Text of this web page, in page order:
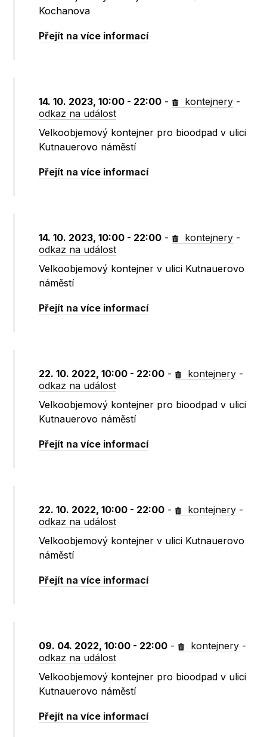
Kochanova
Přejít na více informací
14. 10. 2023, 10:00 - 22:00 - kontejnery -
odkaz na událost
Velkoobjemový kontejner pro bioodpad v ulici
Kutnauerovo náměstí
Přejít na více informací
14. 10. 2023, 10:00 - 22:00 - kontejnery -
odkaz na událost
Velkoobjemový kontejner v ulici Kutnauerovo
náměstí
Přejít na více informací
22. 10. 2022, 10:00 - 22:00 - kontejnery -
odkaz na událost
Velkoobjemový kontejner pro bioodpad v ulici
Kutnauerovo náměstí
Přejít na více informací
22. 10. 2022, 10:00 - 22:00 - kontejnery -
odkaz na událost
Velkoobjemový kontejner v ulici Kutnauerovo
náměstí
Přejít na více informací
09. 04. 2022, 10:00 - 22:00 - kontejnery -
odkaz na událost
Velkoobjemový kontejner pro bioodpad v ulici
Kutnauerovo náměstí
Přejít na více informací